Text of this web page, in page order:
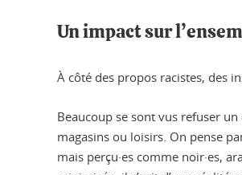
Un impact sur
À côté des propos racistes, des
Beaucoup se sont vus refuser
magasins ou loisirs. On pense
mais perçu·es comme noir·es,